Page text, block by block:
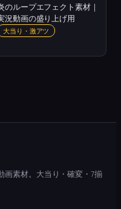
のループエフェクト素材｜
況動画の盛り上げ用
大当り・激アツ
画素材。大当り・確変・7揃